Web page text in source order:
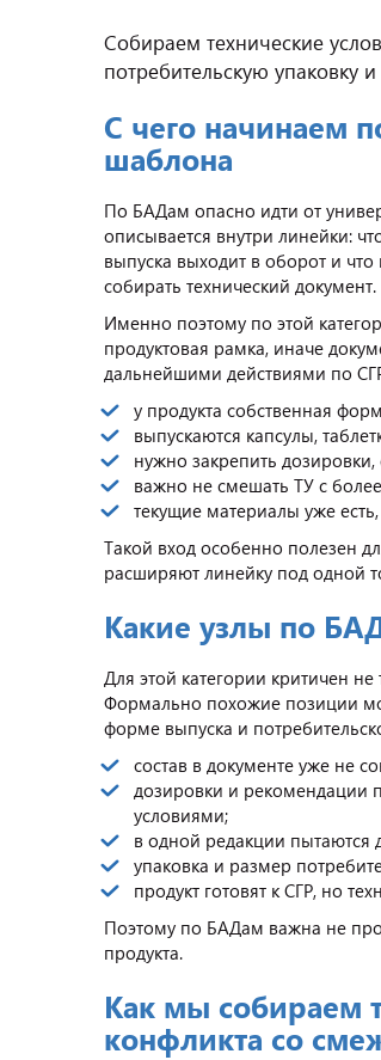
Собираем технические
потребительскую упаковку
С чего начинаем
шаблона
По БАДам опасно идти от
описывается внутри линейки:
выпуска выходит в оборот и
собирать технический документ.
Именно поэтому по этой
продуктовая рамка, иначе
дальнейшими действиями по
у продукта собственная
выпускаются капсулы,
нужно закрепить
важно не смешать ТУ с
текущие материалы уже
Такой вход особенно полезен
расширяют линейку под одной
Какие узлы по
Для этой категории критичен
Формально похожие позиции
форме выпуска и
состав в документе уже не
дозировки и рекомендации
условиями;
в одной редакции
упаковка и размер
продукт готовят к СГР, но
Поэтому по БАДам важна не
продукта.
Как мы собираем
конфликта со